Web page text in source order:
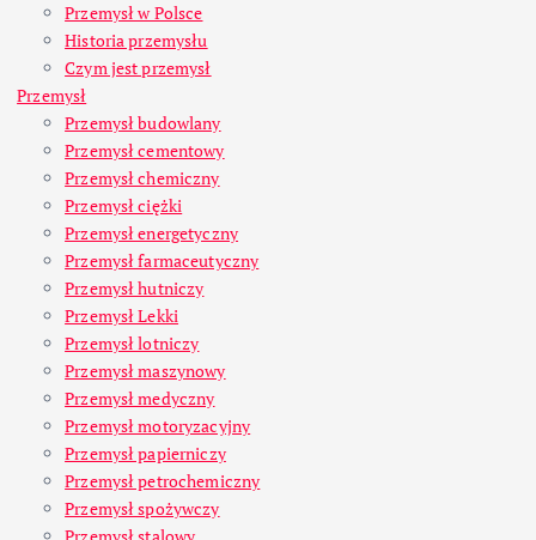
Przemysł w Polsce
Historia przemysłu
Czym jest przemysł
Przemysł
Przemysł budowlany
Przemysł cementowy
Przemysł chemiczny
Przemysł ciężki
Przemysł energetyczny
Przemysł farmaceutyczny
Przemysł hutniczy
Przemysł Lekki
Przemysł lotniczy
Przemysł maszynowy
Przemysł medyczny
Przemysł motoryzacyjny
Przemysł papierniczy
Przemysł petrochemiczny
Przemysł spożywczy